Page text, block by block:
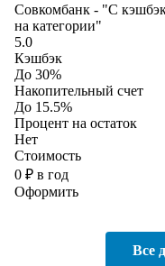
Совкомбанк - "С
на категории"
5.0
Кэшбэк
До 30%
Накопительный счет
До 15.5%
Процент на остаток
Нет
Стоимость
0 ₽ в год
Оформить
Все